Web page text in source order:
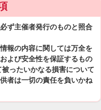
ず主催者発行のものと照合
報の内容に関しては万全を
よび安全性を保証するもの
ったいかなる損害について
者は一切の責任を負いかね